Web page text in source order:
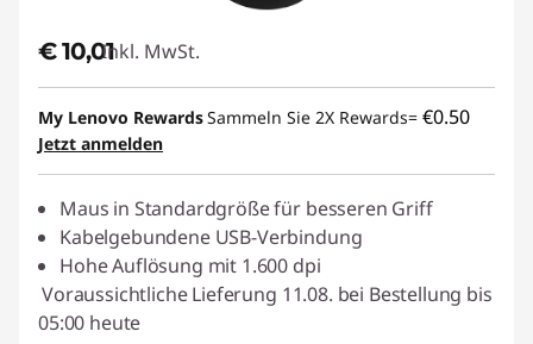
€ 10,01Inkl. MwSt.
My Lenovo RewardsSammeln Sie 2X Rewards= €0.50
Jetzt anmelden
Maus in Standardgröße für besseren Griff
Kabelgebundene USB-Verbindung
Hohe Auflösung mit 1.600 dpi
Voraussichtliche Lieferung 11.08. bei Bestellung bis
05:00 heute